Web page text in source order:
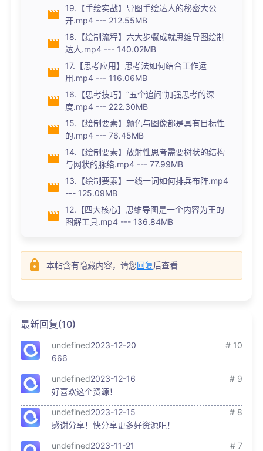
19.【手绘实战】导图手绘达人的秘密大公
开.mp4 --- 212.55MB
18.【绘制流程】六大步骤成就思维导图绘制
达人.mp4 --- 140.02MB
17.【思考应用】思考法如何结合工作运
用.mp4 --- 116.06MB
16.【思考技巧】“五个追问”加强思考的深
度.mp4 --- 222.30MB
15.【绘制要素】颜色与图像都是具有目标性
的.mp4 --- 76.45MB
14.【绘制要素】放射性思考需要树状的结构
与网状的脉络.mp4 --- 77.99MB
13.【绘制要素】一线一词如何排兵布阵.mp4
--- 125.09MB
12.【四大核心】思维导图是一个内容为王的
图解工具.mp4 --- 136.84MB
本帖含有隐藏内容，请您回复后查看
最新回复(10)
undefined2023-12-20
# 10
666
undefined2023-12-16
# 9
好喜欢这个资源！
undefined2023-12-15
# 8
感谢分享！快分享更多好资源吧！
undefined2023-11-21
# 7